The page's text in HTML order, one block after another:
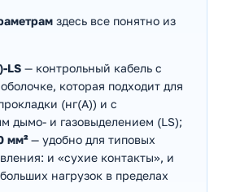
здесь все понятно из
LS — контрольный кабель с
которая подходит для
(нг(А)) и с
дымо- и газовыделением (LS);
мм²— удобно для типовых
и «сухие контакты», и
нагрузок в пределах